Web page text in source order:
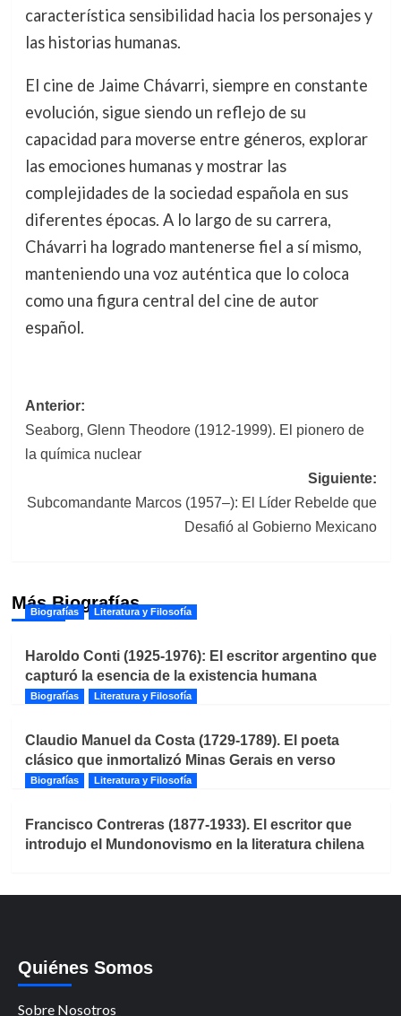
característica sensibilidad hacia los personajes y
las historias humanas.
El cine de Jaime Chávarri, siempre en constante
evolución, sigue siendo un reflejo de su
capacidad para moverse entre géneros, explorar
las emociones humanas y mostrar las
complejidades de la sociedad española en sus
diferentes épocas. A lo largo de su carrera,
Chávarri ha logrado mantenerse fiel a sí mismo,
manteniendo una voz auténtica que lo coloca
como una figura central del cine de autor
español.
Navegación
de
entradas
Anterior:
Seaborg, Glenn Theodore (1912-1999). El pionero de
la química nuclear
Siguiente:
Subcomandante Marcos (1957–): El Líder Rebelde que
Desafió al Gobierno Mexicano
Más Biografías
Biografías Literatura y Filosofía
Haroldo Conti (1925-1976): El escritor argentino que
capturó la esencia de la existencia humana
Biografías Literatura y Filosofía
Claudio Manuel da Costa (1729-1789). El poeta
clásico que inmortalizó Minas Gerais en verso
Biografías Literatura y Filosofía
Francisco Contreras (1877-1933). El escritor que
introdujo el Mundonovismo en la literatura chilena
Quiénes Somos
Sobre Nosotros